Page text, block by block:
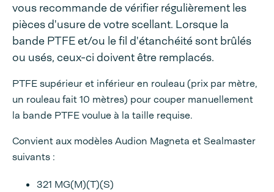
vous recommande de vérifier régulièrement les
pièces d'usure de votre scellant. Lorsque la
bande PTFE et/ou le fil d'étanchéité sont brûlés
ou usés, ceux-ci doivent être remplacés.
PTFE supérieur et inférieur en rouleau (prix par mètre,
un rouleau fait 10 mètres) pour couper manuellement
la bande PTFE voulue à la taille requise.
Convient aux modèles Audion Magneta et Sealmaster
suivants :
321 MG(M)(T)(S)